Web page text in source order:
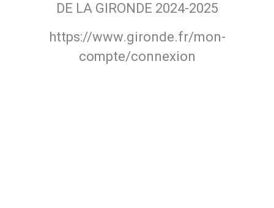
DE LA GIRONDE 2024-2025
https://www.gironde.fr/mon-
compte/connexion